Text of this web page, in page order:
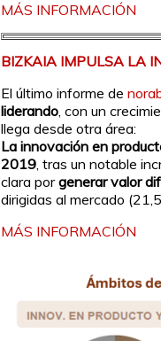
MÁS INFORMACIÓN
BIZKAIA IMPULSA LA
El último informe de
liderando , con un
llega desde otra área:
La innovación en
2019 , tras un notable
clara porgenerar valor
dirigidas al mercado
MÁS INFORMACIÓN